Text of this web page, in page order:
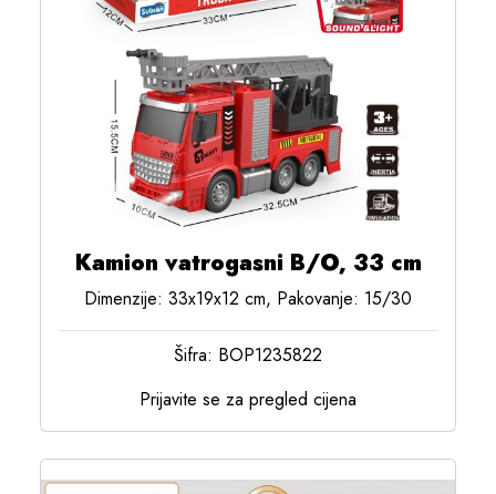
Kamion vatrogasni B/O, 33 cm
Dimenzije: 33x19x12 cm, Pakovanje: 15/30
Šifra: BOP1235822
Prijavite se za pregled cijena